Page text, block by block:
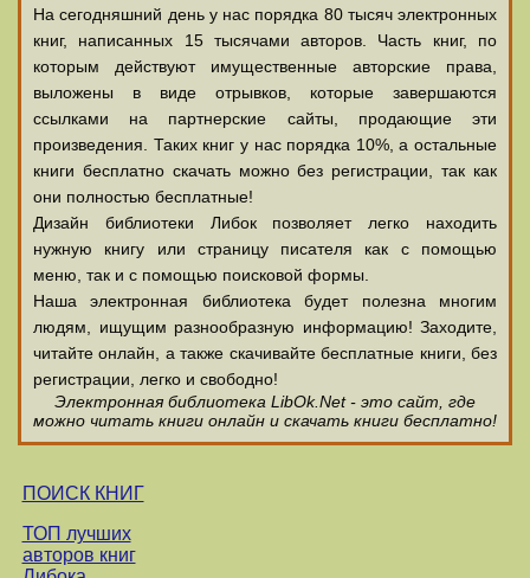
На сегодняшний день у нас порядка 80 тысяч электронных
книг, написанных 15 тысячами авторов. Часть книг, по
которым действуют имущественные авторские права,
выложены в виде отрывков, которые завершаются
ссылками на партнерские сайты, продающие эти
произведения. Таких книг у нас порядка 10%, а остальные
книги бесплатно скачать можно без регистрации, так как
они полностью бесплатные!
Дизайн библиотеки Либок позволяет легко находить
нужную книгу или страницу писателя как с помощью
меню, так и с помощью поисковой формы.
Наша электронная библиотека будет полезна многим
людям, ищущим разнообразную информацию! Заходите,
читайте онлайн, а также скачивайте бесплатные книги, без
регистрации, легко и свободно!
Электронная библиотека LibOk.Net - это сайт, где
можно читать книги онлайн и скачать книги бесплатно!
ПОИСК КНИГ
ТОП лучших
авторов книг